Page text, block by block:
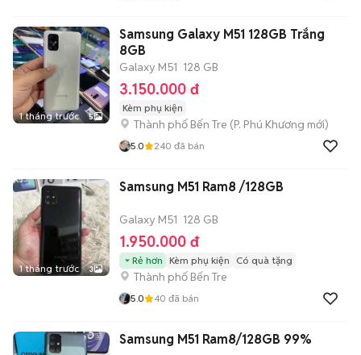
1 tháng trước 5
Samsung Galaxy M51 128GB Trắng
8GB
Galaxy M51 128 GB
3.150.000 đ
Kèm phụ kiện
Thành phố Bến Tre (P. Phú Khương mới)
5.0 240 đã bán
1 tháng trước 3
Samsung M51 Ram8 /128GB
Galaxy M51 128 GB
1.950.000 đ
Rẻ hơn Kèm phụ kiện Có quà tặng
Thành phố Bến Tre
5.0 40 đã bán
Samsung M51 Ram8/128GB 99%